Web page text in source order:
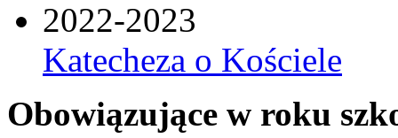
2022-2023
Katecheza o Kościele
Obowiązujące w roku